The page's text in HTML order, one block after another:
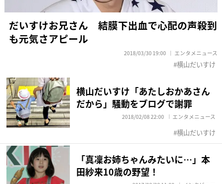
だいすけお兄さん 結膜下出血で心配の声殺到
も元気さアピール
2018/03/30 19:00 エンタメニュース
横山だいすけ
横山だいすけ「あたしおかあさん
だから」騒動をブログで謝罪
2018/02/08 22:00 エンタメニュース
横山だいすけ
「真凜お姉ちゃんみたいに…」本
田紗来10歳の野望！